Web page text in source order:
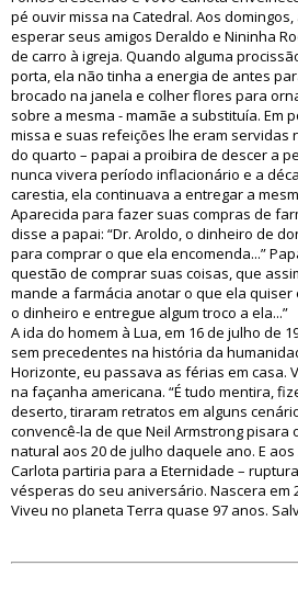
pé ouvir missa na Catedral. Aos
esperar seus amigos Deraldo e Nininha
de carro à igreja. Quando alguma
porta, ela não tinha a energia de antes
brocado na janela e colher flores para
sobre a mesma - mamãe a substituía. Em
missa e suas refeições lhe eram servidas
do quarto – papai a proibira de descer a
nunca vivera período inflacionário e a
carestia, ela continuava a entregar a
Aparecida para fazer suas compras de
disse a papai: “Dr. Aroldo, o dinheiro de
para comprar o que ela encomenda...”
questão de comprar suas coisas, que
mande a farmácia anotar o que ela quiser
o dinheiro e entregue algum troco a ela...”
A ida do homem à Lua, em 16 de julho de
sem precedentes na história da
Horizonte, eu passava as férias em casa.
na façanha americana. “É tudo mentira,
deserto, tiraram retratos em alguns
convencê-la de que Neil Armstrong pisara
natural aos 20 de julho daquele ano. E
Carlota partiria para a Eternidade –
vésperas do seu aniversário. Nascera em
Viveu no planeta Terra quase 97 anos.